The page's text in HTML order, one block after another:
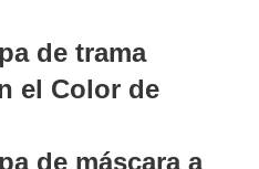
de trama
el Color de
de máscara a